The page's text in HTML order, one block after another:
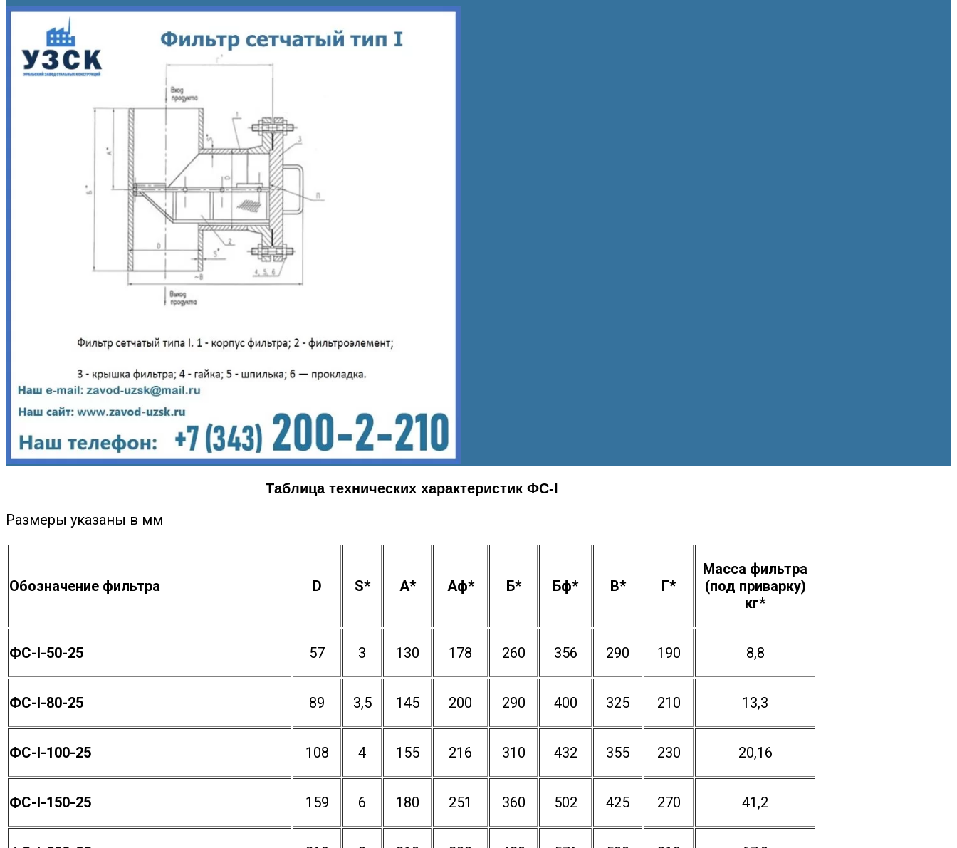
Таблица технических характеристик ФС-I
Размеры указаны в мм
Обозначение фильтра D S* A* Аф* Б* Бф* В* Г*
Масса фильтра
(под приварку)
кг*
ФС-I-50-25 57 3 130 178 260 356 290 190 8,8
ФС-I-80-25 89 3,5 145 200 290 400 325 210 13,3
ФС-I-100-25 108 4 155 216 310 432 355 230 20,16
ФС-I-150-25 159 6 180 251 360 502 425 270 41,2